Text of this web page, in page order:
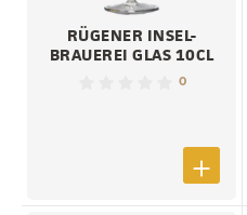
RÜGENER INSEL-
BRAUEREI GLAS 10CL
0